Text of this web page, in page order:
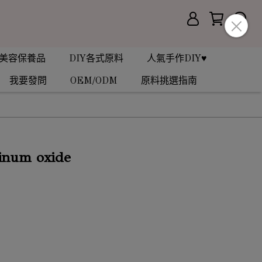
容保養品 DIY各式原料
人氣手作DIY♥
我要發問
OEM/ODM 原料挑選指南
oxide